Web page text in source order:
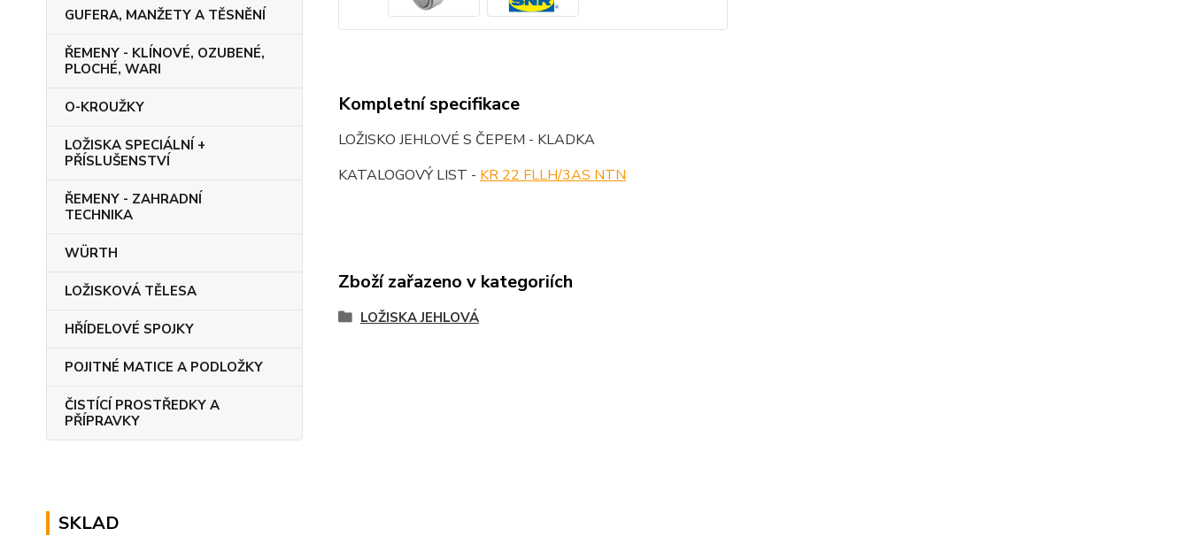
GUFERA, MANŽETY A TĚSNĚNÍ
ŘEMENY - KLÍNOVÉ, OZUBENÉ,
PLOCHÉ, WARI
O-KROUŽKY
LOŽISKA SPECIÁLNÍ +
PŘÍSLUŠENSTVÍ
ŘEMENY - ZAHRADNÍ
TECHNIKA
WÜRTH
LOŽISKOVÁ TĚLESA
HŘÍDELOVÉ SPOJKY
POJITNÉ MATICE A PODLOŽKY
ČISTÍCÍ PROSTŘEDKY A
PŘÍPRAVKY
SKLAD
Kompletní specifikace
LOŽISKO JEHLOVÉ S ČEPEM - KLADKA
KATALOGOVÝ LIST - KR 22 FLLH/3AS NTN
Zboží zařazeno v kategoriích
LOŽISKA JEHLOVÁ